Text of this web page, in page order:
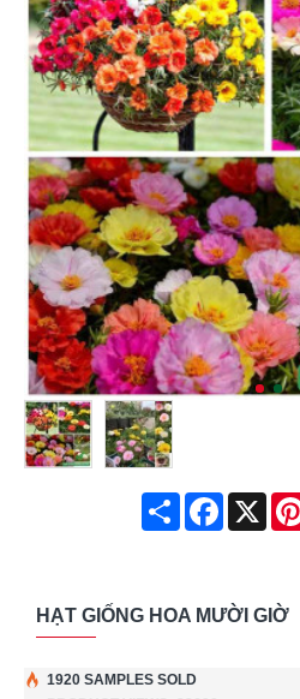
ShareFacebook
X
HẠT GIỐNG HOA MƯỜI GIỜ
1920 SAMPLES SOLD